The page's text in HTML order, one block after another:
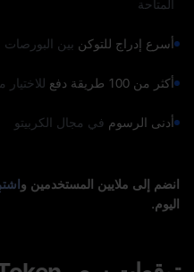
المتاحة
أسرع إدراج للتوكن بين البورصات
أكثر من 100 طريقة دفع للاختيار
أدنى الرسوم في مجال الكربيتو
انضم إلى ملايين المستخدمين واشترِ WorldMobileToken
اليوم.